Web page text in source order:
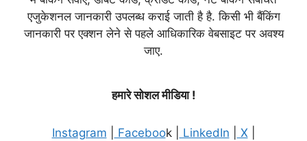
एजुकेशनल जानकारी उपलब्ध कराई जाती है है. किसी भी बैंकिंग
जानकारी पर एक्शन लेने से पहले आधिकारिक वेबसाइट पर अवश्य
जाए.
हमारे सोशल मीडिया !
Instagram Facebook | LinkedIn X|